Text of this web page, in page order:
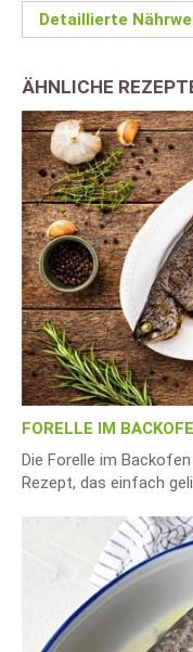
Detaillierte
ÄHNLICHE
FORELLE IM
Die Forelle im
Rezept, das einfach